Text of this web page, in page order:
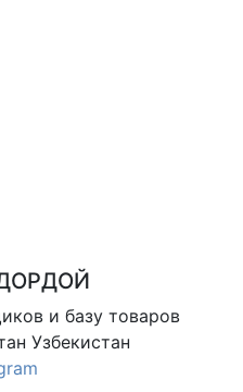
и базу товаров
Узбекистан